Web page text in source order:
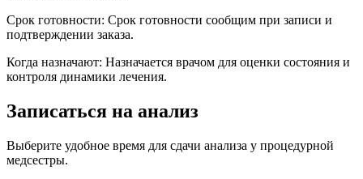
Срок готовности: Срок готовности сообщим при записи и
подтверждении заказа.
Когда назначают: Назначается врачом для оценки состояния и
контроля динамики лечения.
Записаться на анализ
Выберите удобное время для сдачи анализа у процедурной
медсестры.